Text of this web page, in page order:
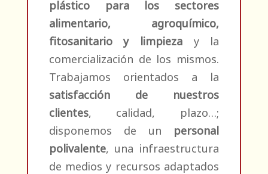
plástico para los sectores
alimentario, agroquímico,
fitosanitario y limpieza y la
comercialización de los mismos.
Trabajamos orientados a la
satisfacción de nuestros
clientes, calidad, plazo…;
disponemos de un personal
polivalente, una infraestructura
de medios y recursos adaptados